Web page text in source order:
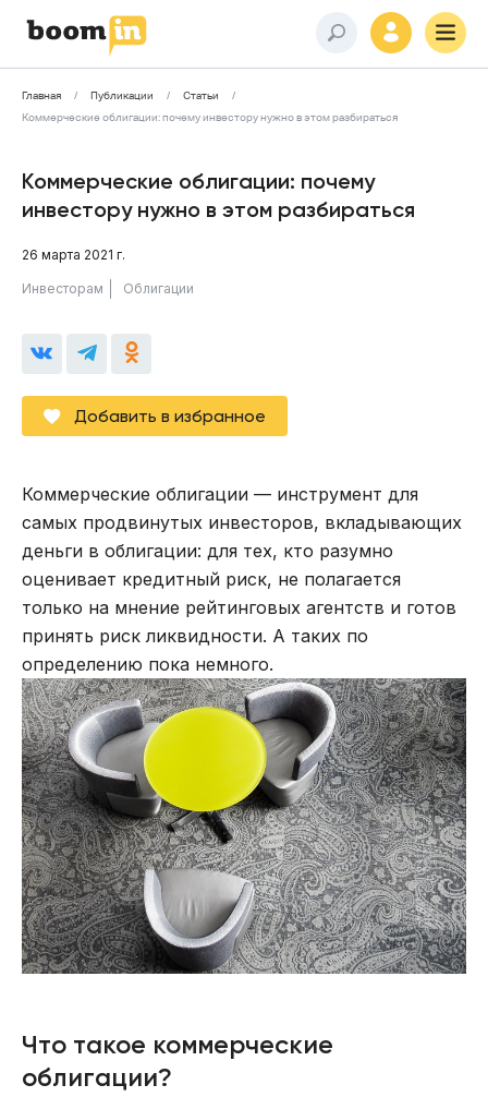
Главная Публикации
Статьи
Коммерческие облигации: почему инвестору нужно в этом разбираться
Коммерческие облигации: почему
инвестору нужно в этом разбираться
26 марта 2021 г.
Инвесторам Облигации
Добавить в избранное
Коммерческие облигации — инструмент для
самых продвинутых инвесторов, вкладывающих
деньги в облигации: для тех, кто разумно
оценивает кредитный риск, не полагается
только на мнение рейтинговых агентств и готов
принять риск ликвидности. А таких по
определению пока немного.
Что такое коммерческие
облигации?